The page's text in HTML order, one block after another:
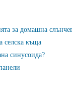
за домашна
селска къща
синусоида?